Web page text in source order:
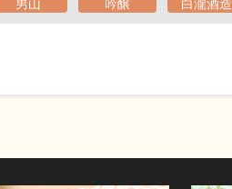
男山 吟醸 白瀧酒造